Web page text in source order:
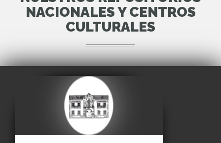
NACIONALES Y CENTROS
CULTURALES